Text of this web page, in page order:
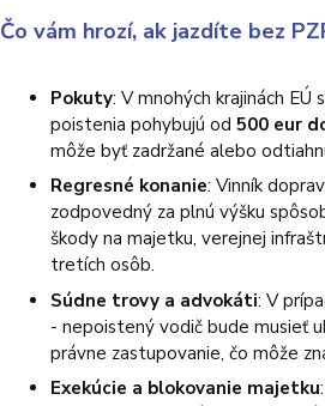
Čo vám hrozí, ak jazdíte bez
Pokuty: V mnohých krajinách EÚ
poistenia pohybujú od 500 eur
môže byť zadržané alebo
Regresné konanie: Vinník
zodpovedný za plnú výšku
škody na majetku, verejnej
tretích osôb.
Súdne trovy a advokáti: V
- nepoistený vodič bude musieť
právne zastupovanie, čo môže
Exekúcie a blokovanie majetku